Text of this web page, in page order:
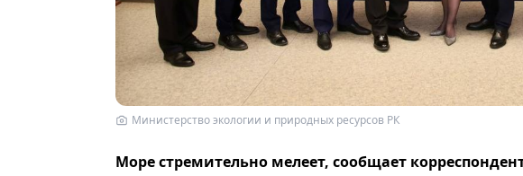
Министерство экологии и природных ресурсов РК
Море стремительно мелеет, сообщает